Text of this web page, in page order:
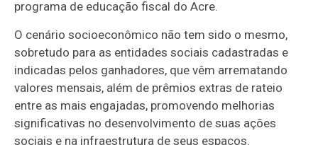
programa de educação fiscal do Acre.
O cenário socioeconômico não tem sido o mesmo,
sobretudo para as entidades sociais cadastradas e
indicadas pelos ganhadores, que vêm arrematando
valores mensais, além de prêmios extras de rateio
entre as mais engajadas, promovendo melhorias
significativas no desenvolvimento de suas ações
sociais e na infraestrutura de seus espaços.